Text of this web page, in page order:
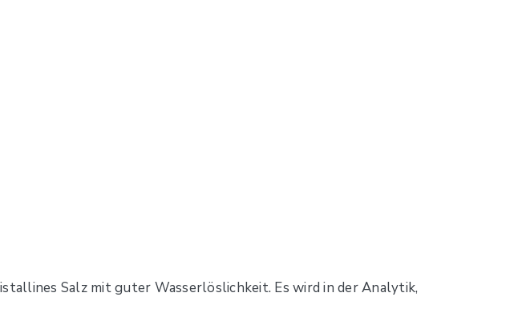
Salz mit guter Wasserlöslichkeit. Es wird in der Analytik,